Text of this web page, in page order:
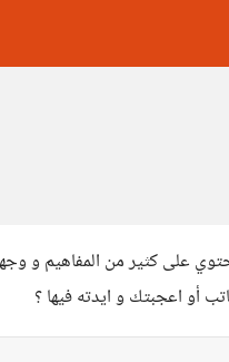
على كثير من المفاهيم و
أو اعجبتك و ايدته فيها ؟